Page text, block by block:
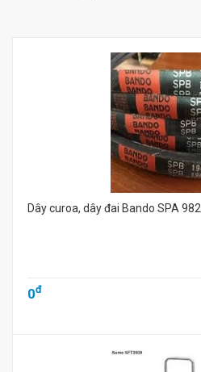
Dây curoa, dây đai Bando SPA 982
0đ